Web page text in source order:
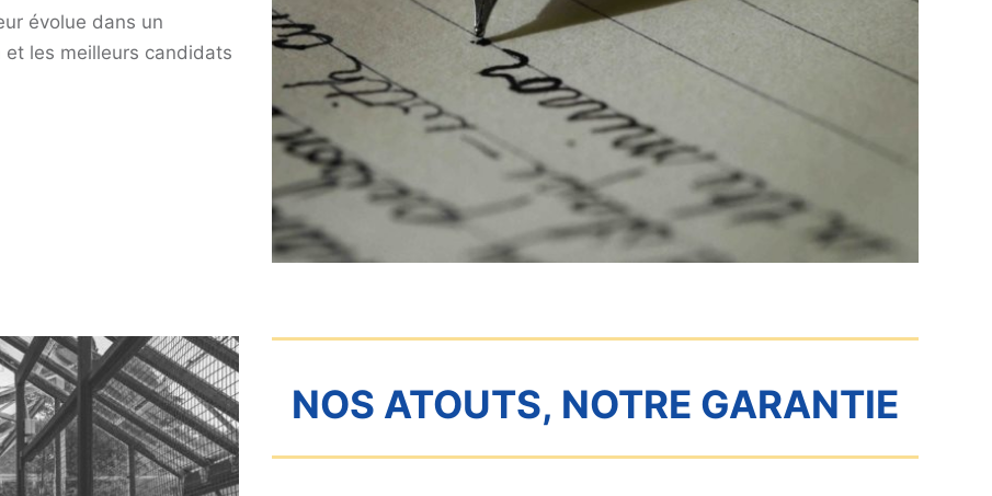
évolue dans un
les meilleurs candidats
NOS ATOUTS, NOTRE GARANTIE